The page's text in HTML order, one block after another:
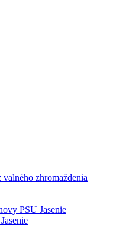
zhromaždenia
PSU Jasenie